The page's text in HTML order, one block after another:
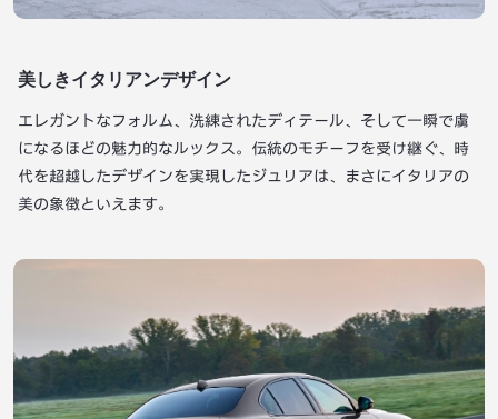
美しきイタリアンデザイン
エレガントなフォルム、洗練されたディテール、そして一瞬で虜
になるほどの魅力的なルックス。伝統のモチーフを受け継ぐ、時
代を超越したデザインを実現したジュリアは、まさにイタリアの
美の象徴といえます。